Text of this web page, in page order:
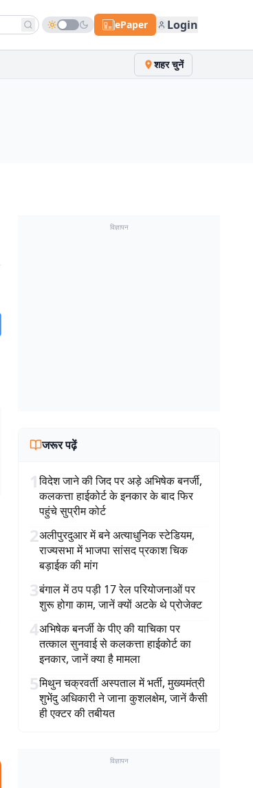
ePaper Login
शहर चुनें
विज्ञापन
जरूर पढ़ें
1विदेश जाने की जिद पर अड़े अभिषेक बनर्जी,
कलकत्ता हाईकोर्ट के इनकार के बाद फिर
पहुंचे सुप्रीम कोर्ट
2अलीपुरदुआर में बने अत्याधुनिक स्टेडियम,
राज्यसभा में भाजपा सांसद प्रकाश चिक
बड़ाईक की मांग
3बंगाल में ठप पड़ी 17 रेल परियोजनाओं पर
शुरू होगा काम, जानें क्यों अटके थे प्रोजेक्ट
4अभिषेक बनर्जी के पीए की याचिका पर
तत्काल सुनवाई से कलकत्ता हाईकोर्ट का
इनकार, जानें क्या है मामला
5मिथुन चक्रवर्ती अस्पताल में भर्ती, मुख्यमंत्री
शुभेंदु अधिकारी ने जाना कुशलक्षेम, जानें कैसी
ही एक्टर की तबीयत
विज्ञापन